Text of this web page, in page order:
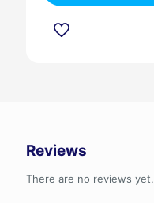
Reviews
There are no reviews yet.